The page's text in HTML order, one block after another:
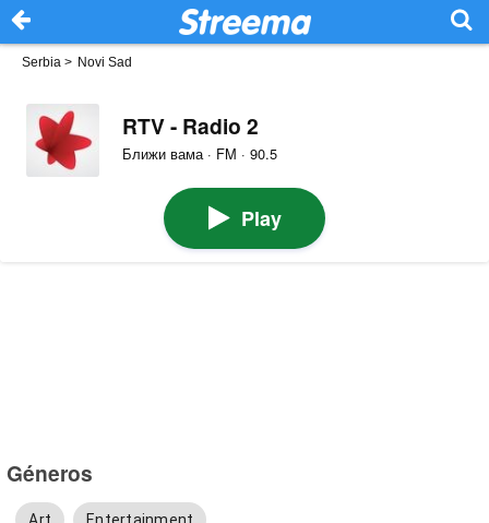
Serbia > Novi Sad
RTV - Radio 2
Ближи вама · FM · 90.5
Play
Géneros